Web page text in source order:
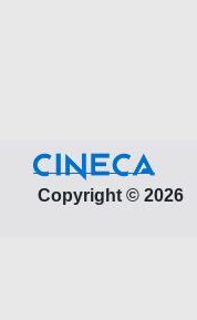
Copyright © 2026